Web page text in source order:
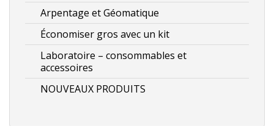
Arpentage et Géomatique
Économiser gros avec un kit
Laboratoire – consommables et
accessoires
NOUVEAUX PRODUITS